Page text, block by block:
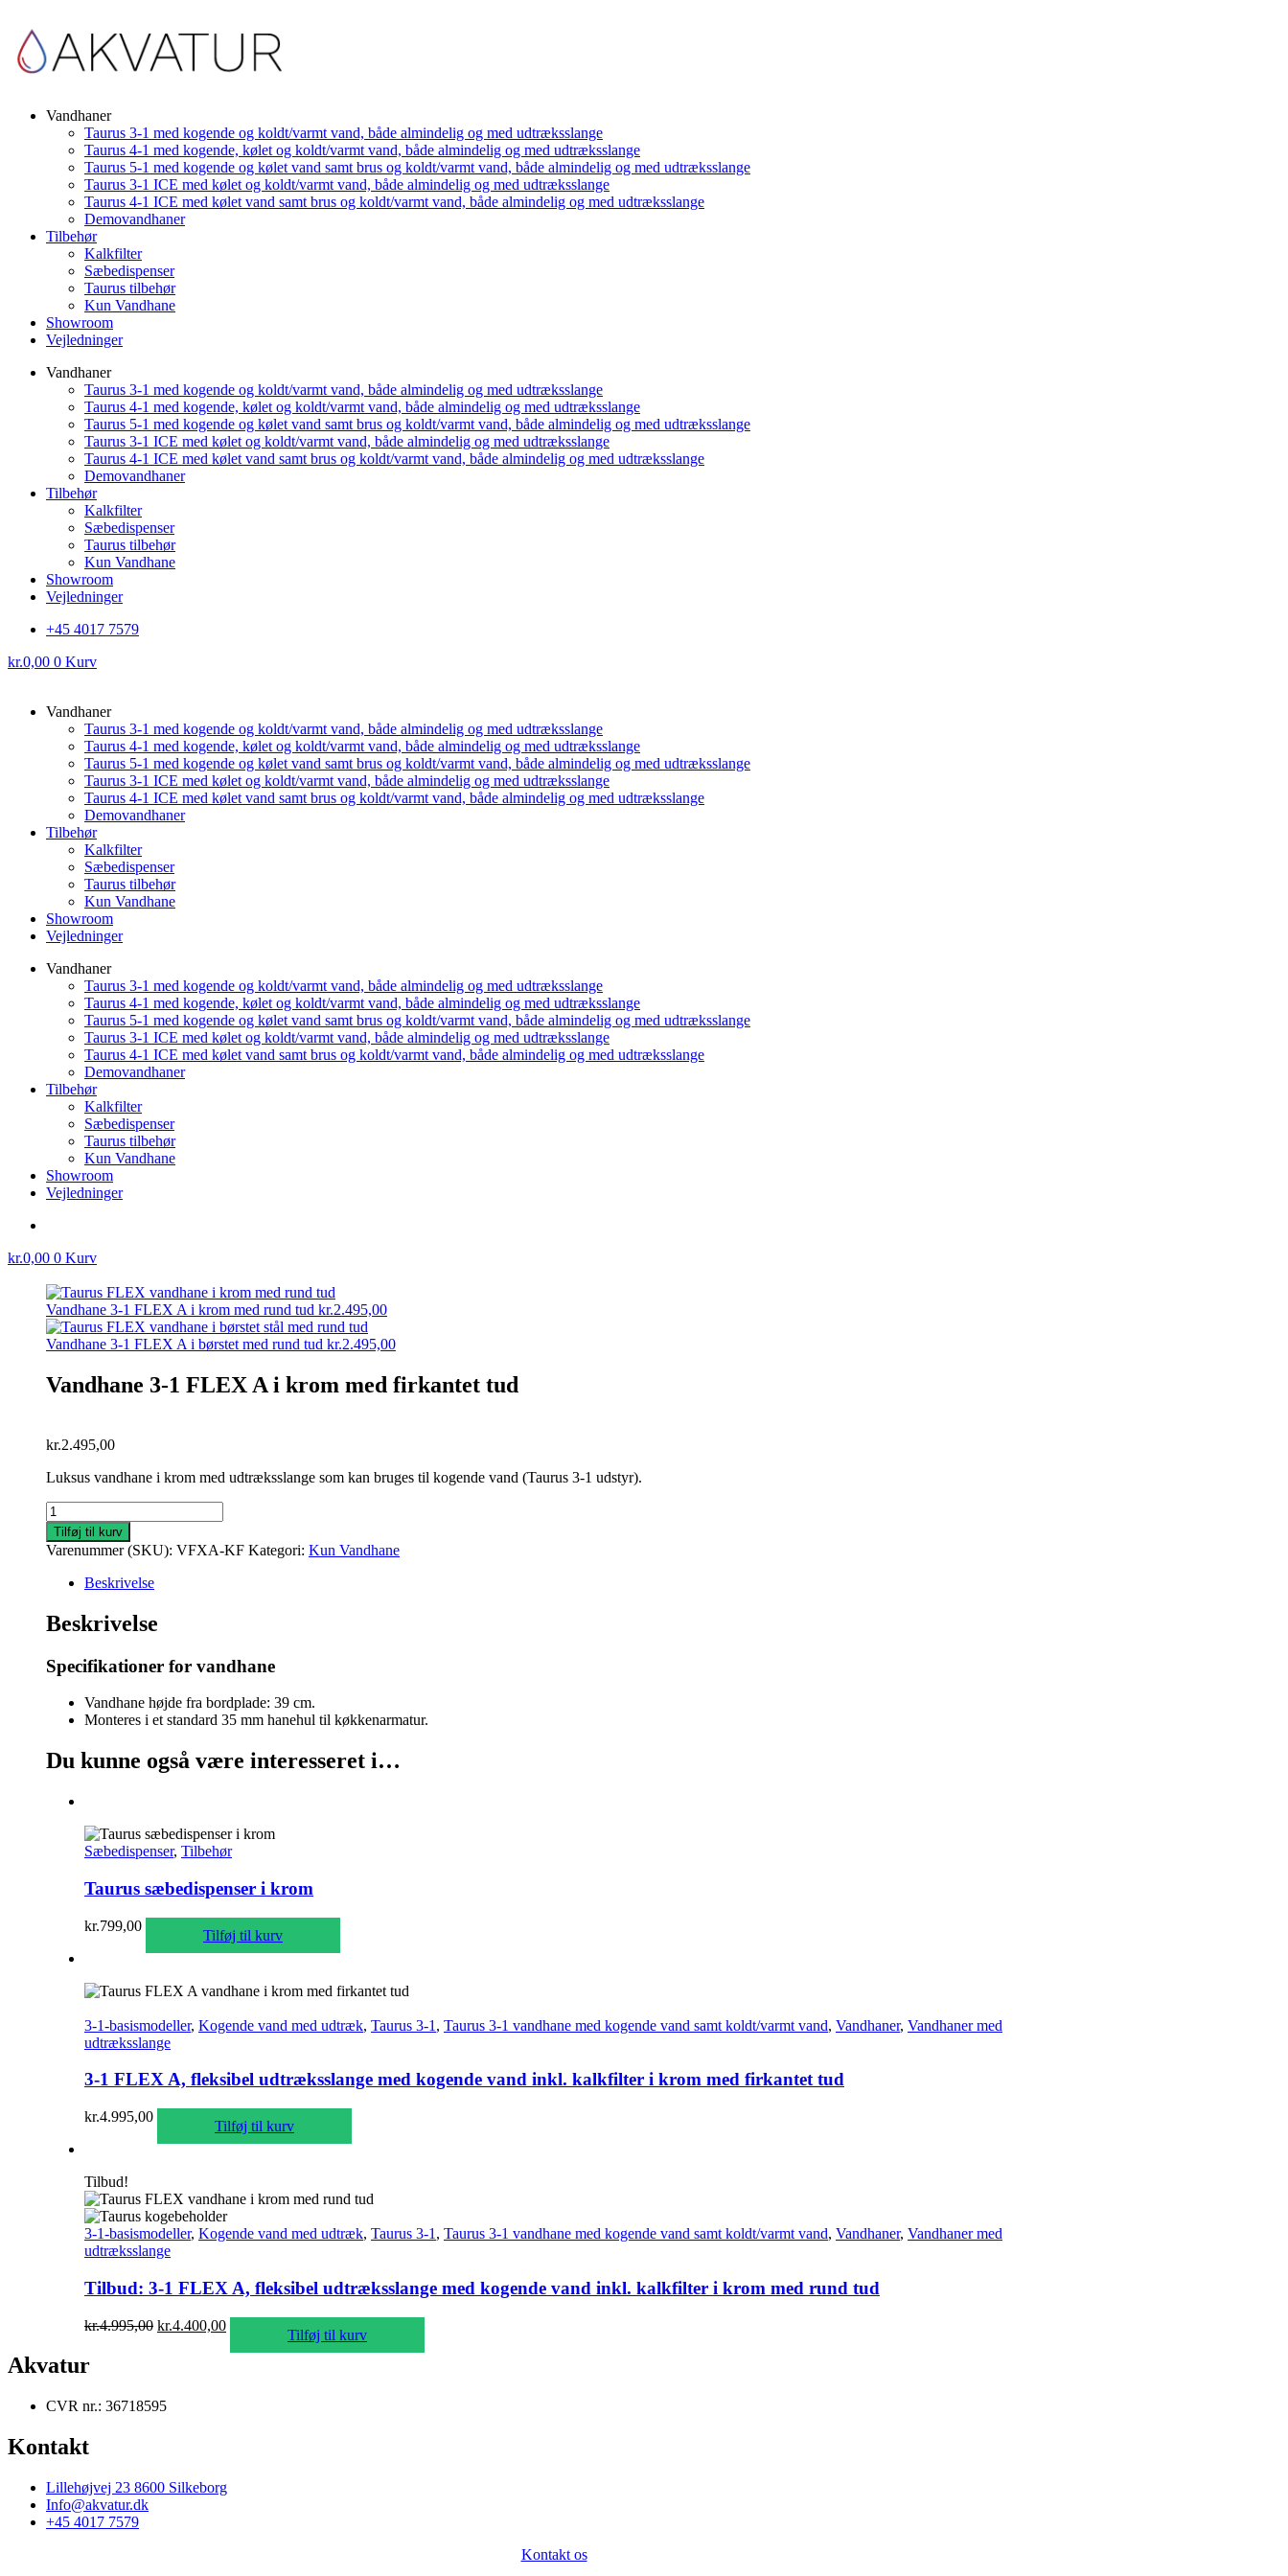
Vandhaner
Taurus 3-1 med kogende og koldt/varmt vand, både almindelig og med udtræksslange
Taurus 4-1 med kogende, kølet og koldt/varmt vand, både almindelig og med udtræksslange
Taurus 5-1 med kogende og kølet vand samt brus og koldt/varmt vand, både almindelig og med udtræksslange
Taurus 3-1 ICE med kølet og koldt/varmt vand, både almindelig og med udtræksslange
Taurus 4-1 ICE med kølet vand samt brus og koldt/varmt vand, både almindelig og med udtræksslange
Demovandhaner
Tilbehør
Kalkfilter
Sæbedispenser
Taurus tilbehør
Kun Vandhane
Showroom
Vejledninger
Vandhaner
Taurus 3-1 med kogende og koldt/varmt vand, både almindelig og med udtræksslange
Taurus 4-1 med kogende, kølet og koldt/varmt vand, både almindelig og med udtræksslange
Taurus 5-1 med kogende og kølet vand samt brus og koldt/varmt vand, både almindelig og med udtræksslange
Taurus 3-1 ICE med kølet og koldt/varmt vand, både almindelig og med udtræksslange
Taurus 4-1 ICE med kølet vand samt brus og koldt/varmt vand, både almindelig og med udtræksslange
Demovandhaner
Tilbehør
Kalkfilter
Sæbedispenser
Taurus tilbehør
Kun Vandhane
Showroom
Vejledninger
+45 4017 7579
kr.0,00 0 Kurv
Vandhaner
Taurus 3-1 med kogende og koldt/varmt vand, både almindelig og med udtræksslange
Taurus 4-1 med kogende, kølet og koldt/varmt vand, både almindelig og med udtræksslange
Taurus 5-1 med kogende og kølet vand samt brus og koldt/varmt vand, både almindelig og med udtræksslange
Taurus 3-1 ICE med kølet og koldt/varmt vand, både almindelig og med udtræksslange
Taurus 4-1 ICE med kølet vand samt brus og koldt/varmt vand, både almindelig og med udtræksslange
Demovandhaner
Tilbehør
Kalkfilter
Sæbedispenser
Taurus tilbehør
Kun Vandhane
Showroom
Vejledninger
Vandhaner
Taurus 3-1 med kogende og koldt/varmt vand, både almindelig og med udtræksslange
Taurus 4-1 med kogende, kølet og koldt/varmt vand, både almindelig og med udtræksslange
Taurus 5-1 med kogende og kølet vand samt brus og koldt/varmt vand, både almindelig og med udtræksslange
Taurus 3-1 ICE med kølet og koldt/varmt vand, både almindelig og med udtræksslange
Taurus 4-1 ICE med kølet vand samt brus og koldt/varmt vand, både almindelig og med udtræksslange
Demovandhaner
Tilbehør
Kalkfilter
Sæbedispenser
Taurus tilbehør
Kun Vandhane
Showroom
Vejledninger
kr.0,00 0 Kurv
Vandhane 3-1 FLEX A i krom med rund tud kr.2.495,00
Vandhane 3-1 FLEX A i børstet med rund tud kr.2.495,00
Vandhane 3-1 FLEX A i krom med firkantet tud
kr.2.495,00
Luksus vandhane i krom med udtræksslange som kan bruges til kogende vand (Taurus 3-1 udstyr).
Vandhane
3-
1
FLEX
krom
med
tud
antal
Tilføj til kurv
Varenummer (SKU): VFXA-KF Kategori: Kun Vandhane
Beskrivelse
Beskrivelse
Specifikationer for vandhane
Vandhane højde fra bordplade: 39 cm.
Monteres i et standard 35 mm hanehul til køkkenarmatur.
Du kunne også være interesseret i…
Sæbedispenser, Tilbehør
Taurus sæbedispenser i krom
kr.799,00
Tilføj til kurv
3-1-basismodeller, Kogende vand med udtræk, Taurus 3-1 , Taurus 3-1 vandhane med kogende vand samt koldt/varmt vand, Vandhaner, Vandhaner med
udtræksslange
3-1 FLEX A, fleksibel udtræksslange med kogende vand inkl. kalkfilter i krom med firkantet tud
kr.4.995,00
Tilføj til kurv
Tilbud!
3-1-basismodeller, Kogende vand med udtræk, Taurus 3-1 , Taurus 3-1 vandhane med kogende vand samt koldt/varmt vand, Vandhaner, Vandhaner med
udtræksslange
Tilbud: 3-1 FLEX A, fleksibel udtræksslange med kogende vand inkl. kalkfilter i krom med rund tud
kr.4.995,00 Den
kr.4.400,00Den
Tilføj til kurv
Akvatur
CVR nr.: 36718595
Kontakt
Lillehøjvej 23 8600 Silkeborg
Info@akvatur.dk
+45 4017 7579
Kontakt os